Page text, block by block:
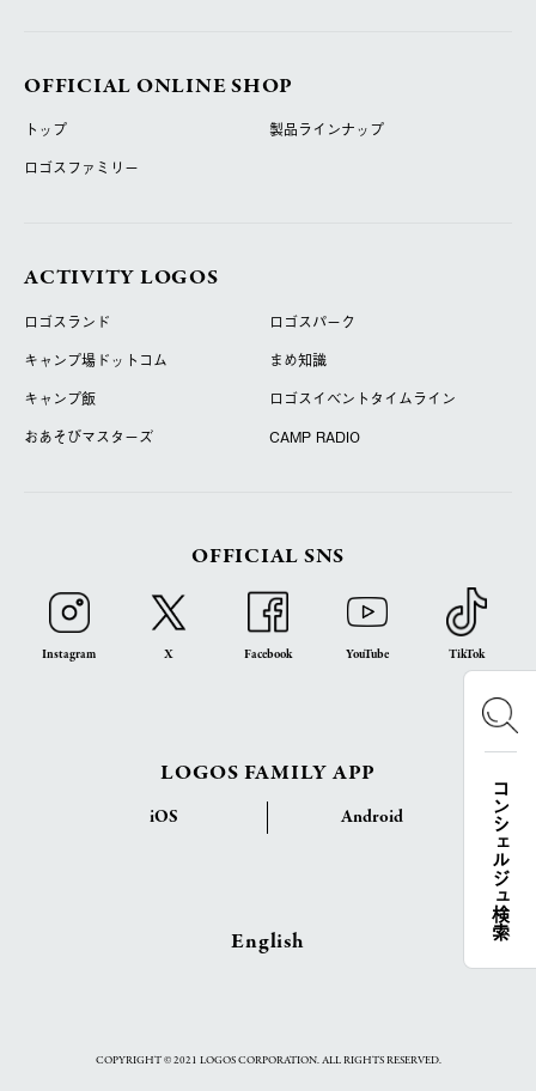
コンシェルジュ検索
OFFICIAL ONLINE SHOP
トップ
製品ラインナップ
ロゴスファミリー
ACTIVITY LOGOS
ロゴスランド
ロゴスパーク
キャンプ場ドットコム
まめ知識
キャンプ飯
ロゴスイベントタイムライン
おあそびマスターズ
CAMP RADIO
OFFICIAL SNS
Instagram X Facebook YouTube TikTok
LOGOS FAMILY APP
iOS Android
English
COPYRIGHT © 2021 LOGOS CORPORATION. ALL RIGHTS RESERVED.